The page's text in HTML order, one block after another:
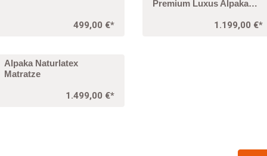
499,00 €*
Premium Luxus Alpaka
1.199,00 €*
Alpaka Naturlatex
Matratze
1.499,00 €*